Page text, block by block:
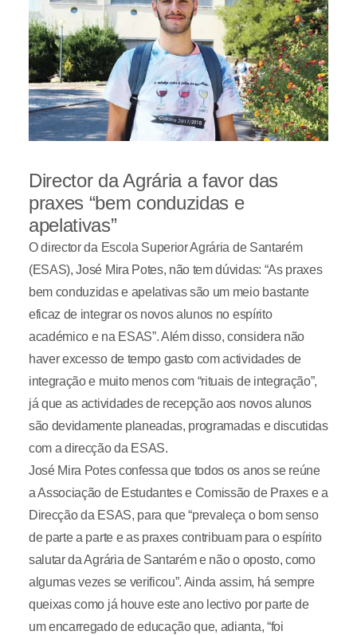
Director da Agrária a favor das
praxes “bem conduzidas e
apelativas”
O director da Escola Superior Agrária de Santarém
(ESAS), José Mira Potes, não tem dúvidas: “As praxes
bem conduzidas e apelativas são um meio bastante
eficaz de integrar os novos alunos no espírito
académico e na ESAS”. Além disso, considera não
haver excesso de tempo gasto com actividades de
integração e muito menos com “rituais de integração”,
já que as actividades de recepção aos novos alunos
são devidamente planeadas, programadas e discutidas
com a direcção da ESAS.
José Mira Potes confessa que todos os anos se reúne
a Associação de Estudantes e Comissão de Praxes e a
Direcção da ESAS, para que “prevaleça o bom senso
de parte a parte e as praxes contribuam para o espírito
salutar da Agrária de Santarém e não o oposto, como
algumas vezes se verificou”. Ainda assim, há sempre
queixas como já houve este ano lectivo por parte de
um encarregado de educação que, adianta, “foi